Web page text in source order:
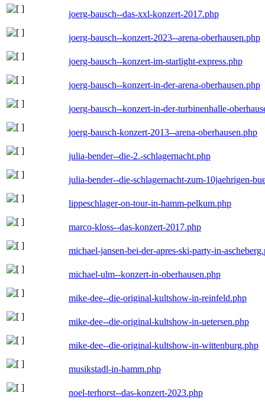
joerg-bausch--das-xxl-konzert-2017.php
joerg-bausch--konzert-2023--arena-oberhausen.php
joerg-bausch--konzert-im-starlight-express.php
joerg-bausch--konzert-in-der-arena-oberhausen.php
joerg-bausch--konzert-in-der-turbinenhalle-
joerg-bausch-konzert-2013--arena-oberhausen.php
julia-bender--die-2.-schlagernacht.php
julia-bender--die-schlagernacht-zum-10jaehrigen-
lippeschlager-on-tour-in-hamm-pelkum.php
marco-kloss--das-konzert-2017.php
michael-jansen-bei-der-apres-ski-party-in-
michael-ulm--konzert-in-oberhausen.php
mike-dee--die-original-kultshow-in-reinfeld.php
mike-dee--die-original-kultshow-in-uetersen.php
mike-dee--die-original-kultshow-in-wittenburg.php
musikstadl-in-hamm.php
noel-terhorst--das-konzert-2023.php